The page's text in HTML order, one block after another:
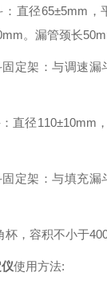
直径65±5mm，
。漏管颈长
定架：与调速漏
直径110±10mm
定架：与填充漏
，容积不小于400
使用方法: